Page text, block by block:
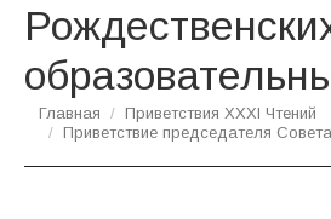
Вы здесь:
Главная
Приветствия XXXI Чтений
Приветствие председателя